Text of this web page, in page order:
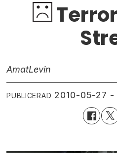
AmatLevin
PUBLICERAD 2010-05-27 -